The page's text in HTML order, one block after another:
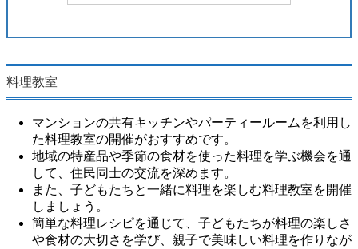
料理教室
マンションの共有キッチンやパーティールームを利用し
た料理教室の開催がおすすめです。
地域の特産品や季節の食材を使った料理を学ぶ機会を通
して、住民同士の交流を深めます。
また、子どもたちと一緒に料理を楽しむ料理教室を開催
しましょう。
簡単な料理レシピを通じて、子どもたちが料理の楽しさ
や食材の大切さを学び、親子で美味しい料理を作りなが